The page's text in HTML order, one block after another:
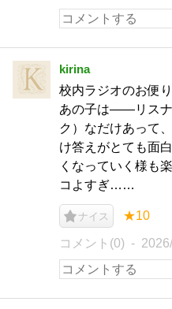
kirina
校内ラジオのお便
あの子は――リスナ
ク）なだけあって
け答えがとても面
くなっていく様も
コよすぎ……
ナイス ★10
コメント(0)